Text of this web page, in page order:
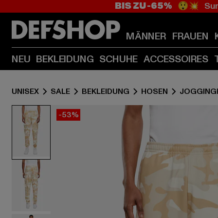
BIS ZU -65% 😲💥
MÄNNER FRAUEN
NEU BEKLEIDUNG SCHUHE ACCESSOIRES
UNISEX SALE BEKLEIDUNG HOSEN
-53%